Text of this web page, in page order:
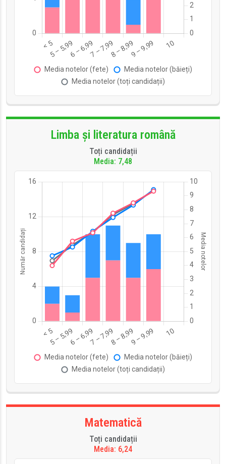
Limba și literatura română
Toți candidații
Media: 7,48
Matematică
Toți candidații
Media: 6,24